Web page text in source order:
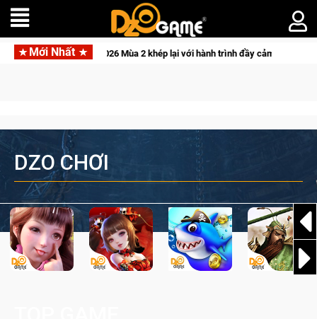
Mới Nhất
CFVL 2026 Mùa 2 khép lại với hành trình đầy cảm xúc, Team Falcons
DZO CHƠI